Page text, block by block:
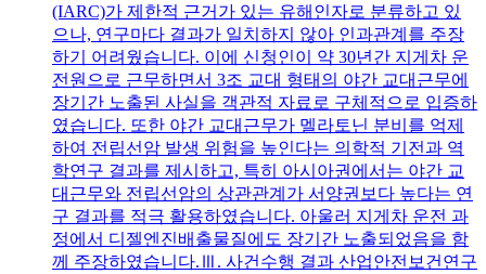
(IARC)가 제한적 근거가 있는 유해인자로 분류하고 있
으나, 연구마다 결과가 일치하지 않아 인과관계를 주장
하기 어려웠습니다. 이에 신청인이 약 30년간 지게차 운
전원으로 근무하면서 3조 교대 형태의 야간 교대근무에
장기간 노출된 사실을 객관적 자료로 구체적으로 입증하
였습니다. 또한 야간 교대근무가 멜라토닌 분비를 억제
하여 전립선암 발생 위험을 높인다는 의학적 기전과 역
학연구 결과를 제시하고, 특히 아시아권에서는 야간 교
대근무와 전립선암의 상관관계가 서양권보다 높다는 연
구 결과를 적극 활용하였습니다. 아울러 지게차 운전 과
정에서 디젤엔진배출물질에도 장기간 노출되었음을 함
께 주장하였습니다.Ⅲ. 사건수행 결과 산업안전보건연구